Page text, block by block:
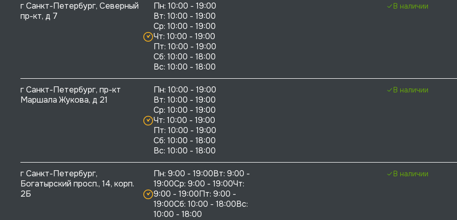
г Санкт-Петербург, Северный
пр-кт, д 7
Пн: 10:00 - 19:00
Вт: 10:00 - 19:00
Ср: 10:00 - 19:00
Чт: 10:00 - 19:00
Пт: 10:00 - 19:00
Сб: 10:00 - 18:00
В наличии
г Санкт-Петербург, пр-кт
Маршала Жукова, д 21
Пн: 10:00 - 19:00
Вт: 10:00 - 19:00
Ср: 10:00 - 19:00
Чт: 10:00 - 19:00
Пт: 10:00 - 19:00
Сб: 10:00 - 18:00
В наличии
г Санкт-Петербург,
Богатырский просп., 14, корп.
2Б
Пн: 9:00 - 19:00Вт: 9:00 -
19:00Ср: 9:00 - 19:00Чт:
9:00 - 19:00Пт: 9:00 -
19:00Сб: 10:00 - 18:00Вс:
10:00 - 18:00
В наличии